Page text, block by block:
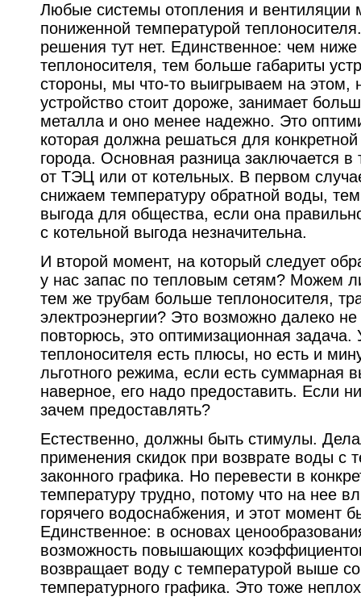
Любые системы отопления и вентиляции
пониженной температурой
решения тут нет. Единственное: чем
теплоносителя, тем больше габариты
стороны, мы что-то выигрываем на этом,
устройство стоит дороже, занимает
металла и оно менее надежно. Это
которая должна решаться для
города. Основная разница заключается в
от ТЭЦ или от котельных. В первом
снижаем температуру обратной воды,
выгода для общества, если она
с котельной выгода незначительна.
И второй момент, на который следует
у нас запас по тепловым сетям? Можем
тем же трубам больше теплоносителя,
электроэнергии? Это возможно далеко
повторюсь, это оптимизационная задача.
теплоносителя есть плюсы, но есть и
льготного режима, если есть суммарная
наверное, его надо предоставить. Если
зачем предоставлять?
Естественно, должны быть стимулы.
применения скидок при возврате воды с
законного графика. Но перевести в
температуру трудно, потому что на нее
горячего водоснабжения, и этот момент
Единственное: в основах
возможность повышающих
возвращает воду с температурой выше
температурного графика. Это тоже